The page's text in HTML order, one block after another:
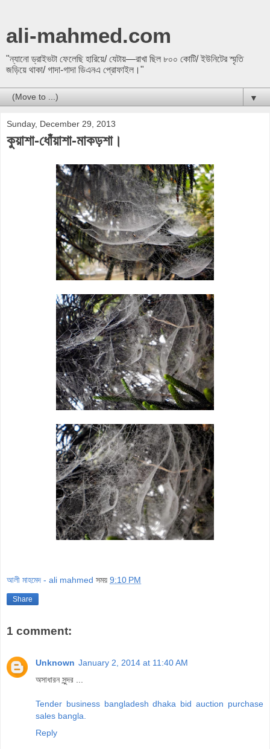
ali-mahmed.com
"ন্যানো ড্রাইভটা ফেলেছি হারিয়ে/ যেটায়—রাখা ছিল ৮০০ কোটি/ ইউনিটের স্মৃতি
জড়িয়ে থাকা/ গাদা-গাদা ডিএনএ প্রোফাইল।"
▼
Sunday, December 29, 2013
কুয়াশা-ধোঁয়াশা-মাকড়শা।
আলী মাহমেদ - ali mahmed সময় 9:10 PM
Share
1 comment:
Unknown January 2, 2014 at 11:40 AM
অসাধারন সুন্দর ...
Tender business bangladesh dhaka bid auction purchase
sales bangla.
Reply